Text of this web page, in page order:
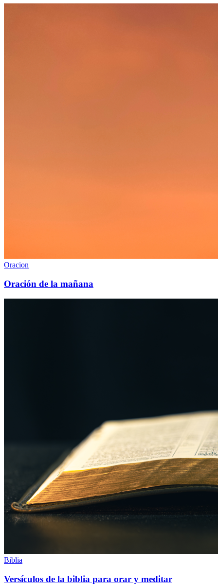
Oracion
Oración de la mañana
Biblia
Versículos de la biblia para orar y meditar